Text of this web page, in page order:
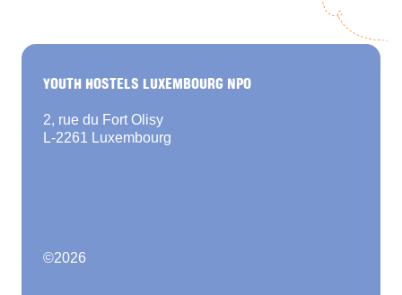
YOUTH HOSTELS LUXEMBOURG NPO
2, rue du Fort Olisy
L-2261 Luxembourg
©2026